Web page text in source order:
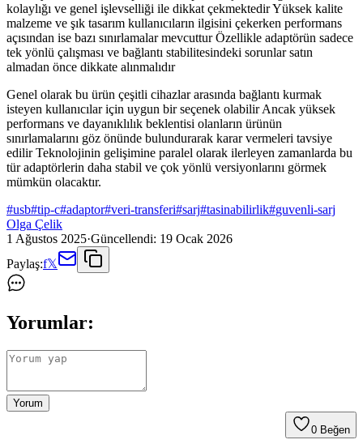
kolaylığı ve genel işlevselliği ile dikkat çekmektedir Yüksek kalite
malzeme ve şık tasarım kullanıcıların ilgisini çekerken performans
açısından ise bazı sınırlamalar mevcuttur Özellikle adaptörün sadece
tek yönlü çalışması ve bağlantı stabilitesindeki sorunlar satın
almadan önce dikkate alınmalıdır
Genel olarak bu ürün çeşitli cihazlar arasında bağlantı kurmak
isteyen kullanıcılar için uygun bir seçenek olabilir Ancak yüksek
performans ve dayanıklılık beklentisi olanların ürünün
sınırlamalarını göz önünde bulundurarak karar vermeleri tavsiye
edilir Teknolojinin gelişimine paralel olarak ilerleyen zamanlarda bu
tür adaptörlerin daha stabil ve çok yönlü versiyonlarını görmek
mümkün olacaktır.
#usb#tip-c#adaptor#veri-transferi#sarj#tasinabilirlik#guvenli-sarj
Olga Çelik
1 Ağustos 2025·Güncellendi: 19 Ocak 2026
Paylaş:f𝕏
Yorumlar:
Yorum
0 Beğen